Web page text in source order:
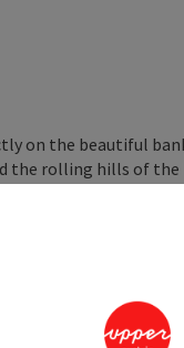
on the beautiful
the rolling hills of
you state-of-the-art